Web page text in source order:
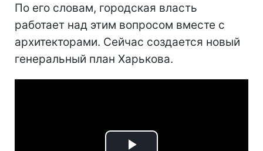
По его словам, городская власть
работает над этим вопросом вместе с
архитекторами. Сейчас создается новый
генеральный план Харькова.